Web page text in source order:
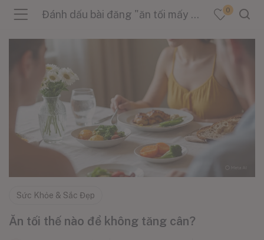
(Sản Phẩm )
(Danh Mục )
(Tin Tức )
Đánh dấu bài đăng "ăn tối mấy giờ tốt" 0
Sức Khỏe & Sắc Đẹp
Ăn tối thế nào để không tăng cân?